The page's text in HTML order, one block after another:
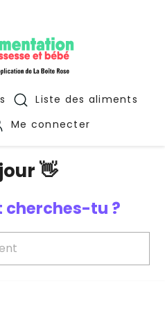
Liste des aliments
Me connecter
👋
cherches-tu ?